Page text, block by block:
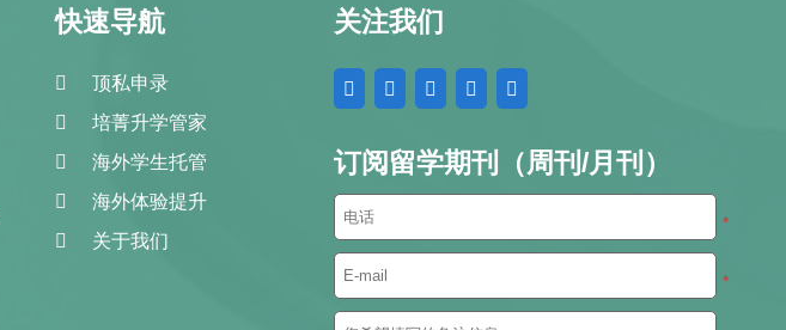
快速导航
顶私申录
培菁升学管家
海外学生托管
海外体验提升
关于我们
关注我们
订阅留学期刊（周刊/月刊）
*
*